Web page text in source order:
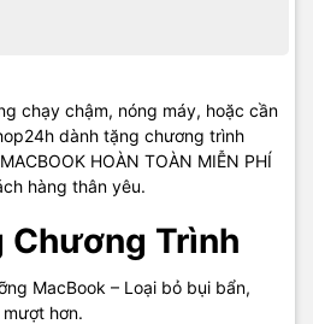
chạy chậm, nóng máy, hoặc cần
dành tặng chương trình
HOÀN TOÀN MIỄN PHÍ
hàng thân yêu.
Chương Trình
MacBook – Loại bỏ bụi bẩn,
hơn.